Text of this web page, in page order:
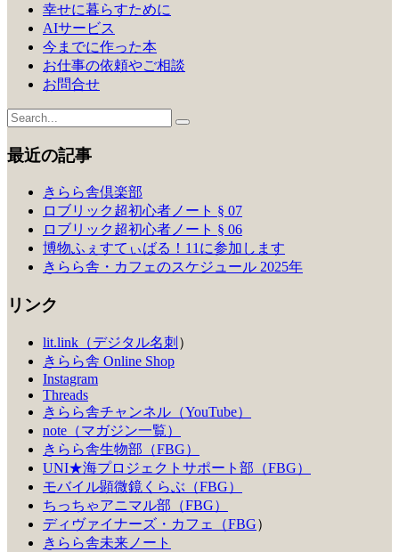
幸せに暮らすために
AIサービス
今までに作った本
お仕事の依頼やご相談
お問合せ
最近の記事
きらら舎倶楽部
ロブリック超初心者ノート § 07
ロブリック超初心者ノート § 06
博物ふぇすてぃばる！11に参加します
きらら舎・カフェのスケジュール 2025年
リンク
lit.link（デジタル名刺 ）
きらら舎 Online Shop
Instagram
Threads
きらら舎チャンネル（YouTube）
note（マガジン一覧）
きらら舎生物部（FBG）
UNI★海プロジェクトサポート部（FBG）
モバイル顕微鏡くらぶ（FBG）
ちっちゃアニマル部（FBG）
ディヴァイナーズ・カフェ（FBG）
きらら舎未来ノート